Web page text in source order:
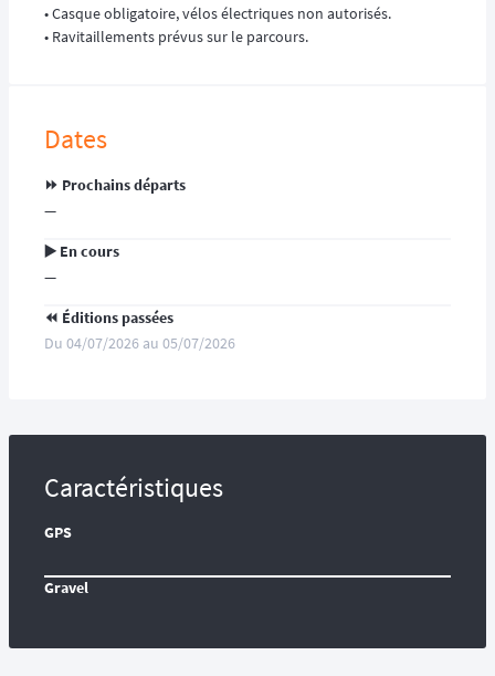
• Casque obligatoire, vélos électriques non autorisés.
• Ravitaillements prévus sur le parcours.
Dates
⏩️ Prochains départs
—
▶️ En cours
—
⏪️ Éditions passées
Du 04/07/2026 au 05/07/2026
Caractéristiques
GPS
Gravel